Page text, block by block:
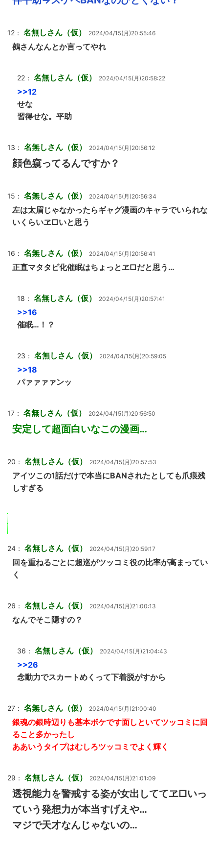
12： 名無しさん（仮） 2024/04/15(月)20:55:46
鵺さんなんとか言ってやれ
22： 名無しさん（仮） 2024/04/15(月)20:58:22
>>12
せな
習得せな。平助
13： 名無しさん（仮） 2024/04/15(月)20:56:12
顔色窺ってるんですか？
15： 名無しさん（仮） 2024/04/15(月)20:56:34
左は太眉じゃなかったらギャグ漫画のキャラでいられな
いくらいヱ□いと思う
16： 名無しさん（仮） 2024/04/15(月)20:56:41
正直マタタビ化催眠はちょっとヱ□だと思う…
18： 名無しさん（仮） 2024/04/15(月)20:57:41
>>16
催眠…！？
23： 名無しさん（仮） 2024/04/15(月)20:59:05
>>18
パァァァァンッ
17： 名無しさん（仮） 2024/04/15(月)20:56:50
安定して超面白いなこの漫画…
20： 名無しさん（仮） 2024/04/15(月)20:57:53
アイツこの1話だけで本当にBANされたとしても爪痕残
しすぎる
24： 名無しさん（仮） 2024/04/15(月)20:59:17
回を重ねるごとに超巡がツッコミ役の比率が高まってい
く
26： 名無しさん（仮） 2024/04/15(月)21:00:13
なんでそこ隠すの？
36： 名無しさん（仮） 2024/04/15(月)21:04:43
>>26
念動力でスカートめくって下着脱がすから
27： 名無しさん（仮） 2024/04/15(月)21:00:40
銀魂の銀時辺りも基本ボケです面しといてツッコミに回
ること多かったし
ああいうタイプはむしろツッコミでよく輝く
29： 名無しさん（仮） 2024/04/15(月)21:01:09
透視能力を警戒する姿が女出しててヱ□いっ
ていう発想力が本当すげえや…
マジで天才なんじゃないの…